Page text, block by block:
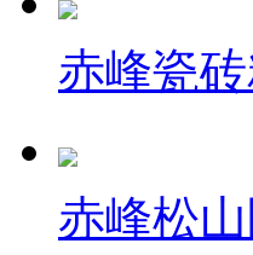
赤峰瓷
赤峰松